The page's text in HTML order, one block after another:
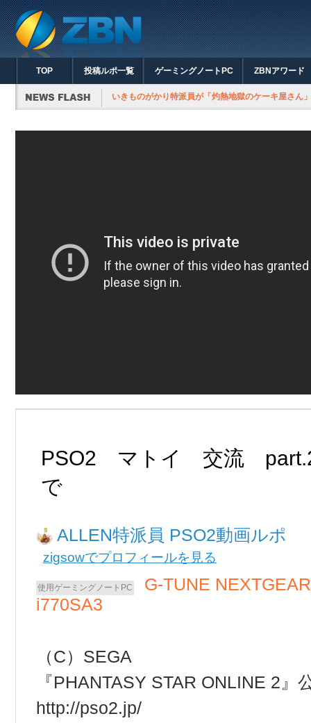
TOP 投稿ルポ一覧 ゲーミングノートPC ZBNアワード
PSO2 マトイ 交流
で
ALLEN PSO2動画ルポ
zigsowでプロフィールを見る
G-TUNE
i770SA3
（C）SEGA
『PHANTASY STAR ONLINE 2』
http://pso2.jp/